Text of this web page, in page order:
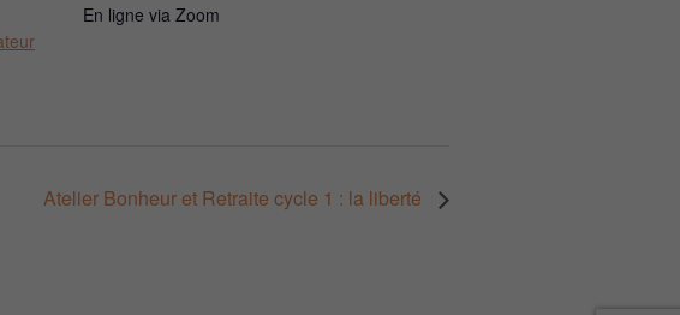
En ligne via Zoom
Atelier Bonheur et Retraite cycle 1 : la liberté